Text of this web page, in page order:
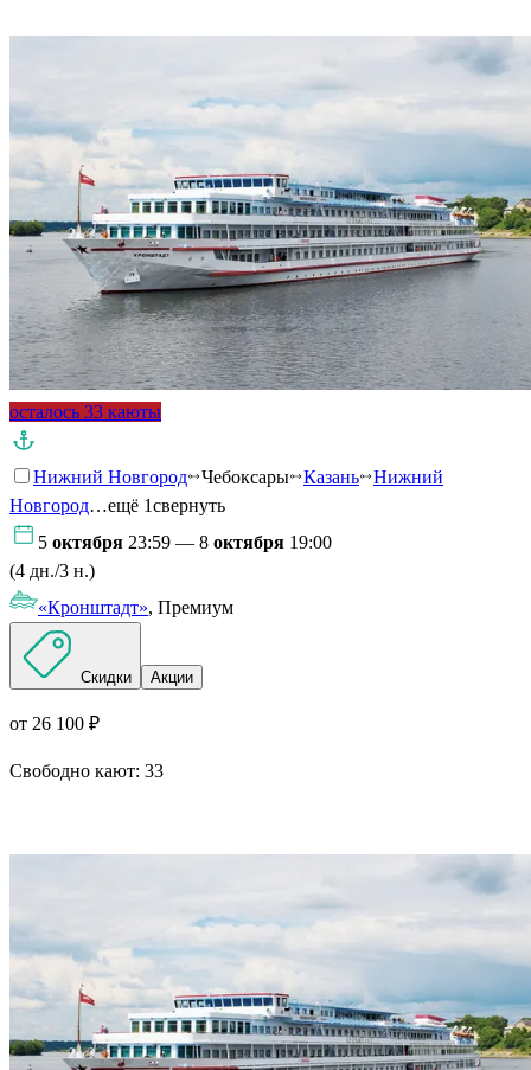
осталось 33 каюты
Нижний Новгород Чебоксары Казань
Нижний
Новгород…ещё 1свернуть
5 октября 23:59 — 8 октября 19:00
(4 дн./3 н.)
«Кронштадт», Премиум
Скидки Акции
от 26 100 ₽
Свободно кают: 33